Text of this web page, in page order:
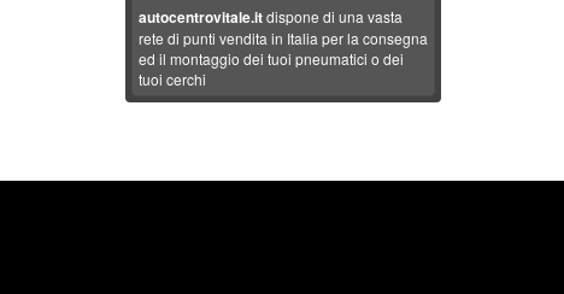
autocentrovitale.itdispone di una vasta
rete di punti vendita in Italia per la consegna
ed il montaggio dei tuoi pneumatici o dei
tuoi cerchi